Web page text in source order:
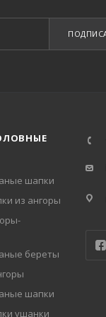
шапки
из ангоры
береты
шапки
ушанки